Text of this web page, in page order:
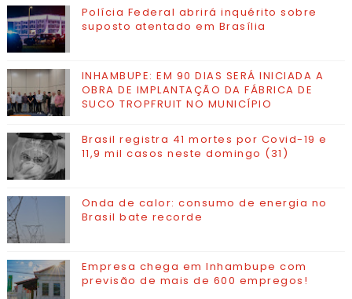
Polícia Federal abrirá inquérito sobre
suposto atentado em Brasília
INHAMBUPE: EM 90 DIAS SERÁ INICIADA A
OBRA DE IMPLANTAÇÃO DA FÁBRICA DE
SUCO TROPFRUIT NO MUNICÍPIO
Brasil registra 41 mortes por Covid-19 e
11,9 mil casos neste domingo (31)
Onda de calor: consumo de energia no
Brasil bate recorde
Empresa chega em Inhambupe com
previsão de mais de 600 empregos!